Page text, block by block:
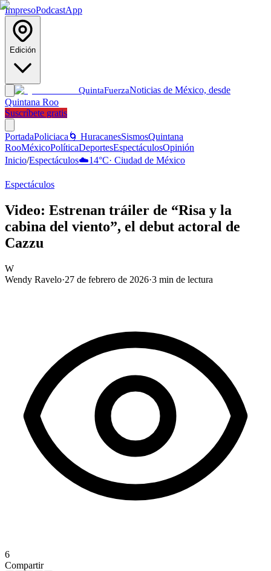
ImpresoPodcastApp
Edición
QuintaFuerzaNoticias de México, desde
Quintana Roo
Suscríbete gratis
PortadaPoliciaca 🌀 HuracanesSismosQuintana
RooMéxicoPolíticaDeportesEspectáculosOpinión
Inicio/Espectáculos☁️14°C· Ciudad de México
Espectáculos
Video: Estrenan tráiler de “Risa y la
cabina del viento”, el debut actoral de
Cazzu
W
Wendy Ravelo·27 de febrero de 2026·3 min de lectura
6
Compartir